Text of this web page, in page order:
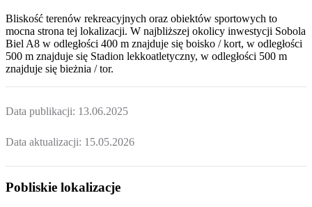
Bliskość terenów rekreacyjnych oraz obiektów sportowych to
mocna strona tej lokalizacji. W najbliższej okolicy inwestycji Sobola
Biel A8 w odległości 400 m znajduje się boisko / kort, w odległości
500 m znajduje się Stadion lekkoatletyczny, w odległości 500 m
znajduje się bieżnia / tor.
Data publikacji: 13.06.2025
Data aktualizacji: 15.05.2026
Pobliskie lokalizacje